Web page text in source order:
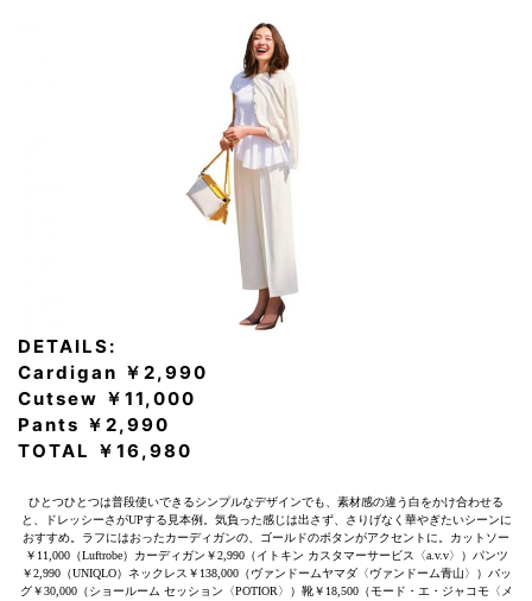
DETAILS:
Cardigan ￥2,990
Cutsew ￥11,000
Pants ￥2,990
TOTAL ￥16,980
ひとつひとつは普段使いできるシンプルなデザインでも、素材感の違う白をかけ合わせる
と、ドレッシーさがUPする見本例。気負った感じは出さず、さりげなく華やぎたいシーンに
おすすめ。ラフにはおったカーディガンの、ゴールドのボタンがアクセントに。カットソー
￥11,000（Luftrobe）カーディガン￥2,990（イトキン カスタマーサービス〈a.v.v〉）パンツ
￥2,990（UNIQLO）ネックレス￥138,000（ヴァンドームヤマダ〈ヴァンドーム青山〉）バッ
グ￥30,000（ショールーム セッション〈POTIOR〉）靴￥18,500（モード・エ・ジャコモ〈メ